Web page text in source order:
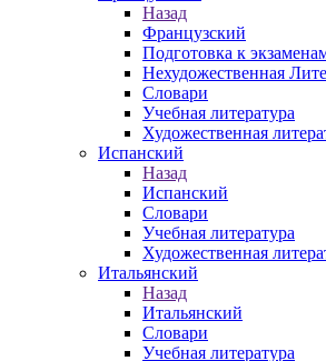
Назад
Французский
Подготовка к
Нехудожественная
Словари
Учебная литература
Художественная
Испанский
Назад
Испанский
Словари
Учебная литература
Художественная
Итальянский
Назад
Итальянский
Словари
Учебная литература